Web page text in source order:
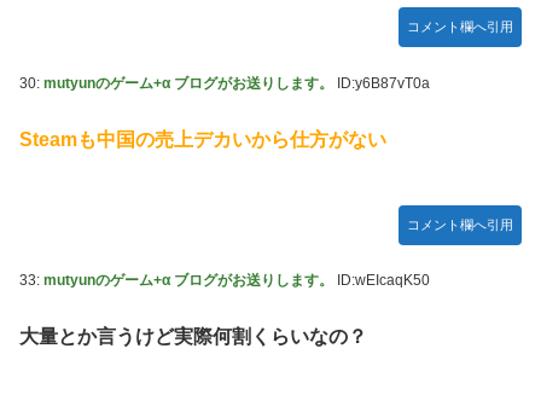
コメント欄へ引用
30: mutyunのゲーム+α ブログがお送りします。 ID:y6B87vT0a
Steamも中国の売上デカいから仕方がない
コメント欄へ引用
33: mutyunのゲーム+α ブログがお送りします。 ID:wEIcaqK50
大量とか言うけど実際何割くらいなの？